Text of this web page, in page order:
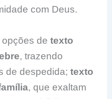
com Deus.
opções detexto
, trazendo
de despedida;texto
, que exaltam